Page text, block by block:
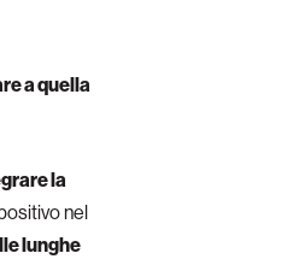
a quella
la
nel
lunghe